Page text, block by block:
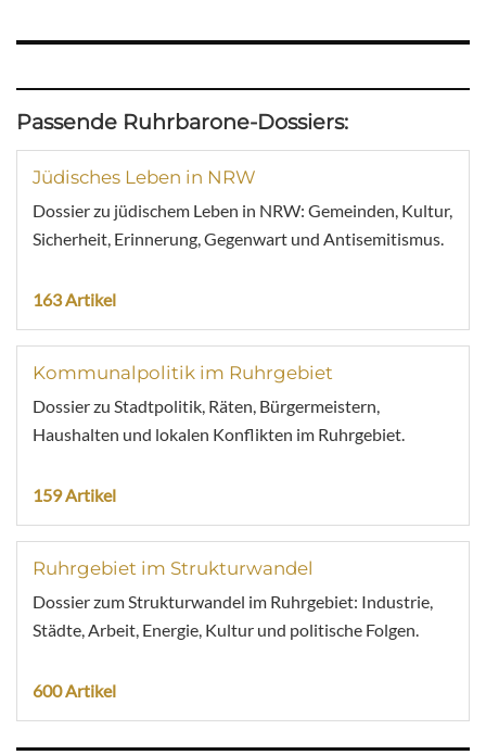
Passende Ruhrbarone-Dossiers:
Jüdisches Leben in NRW
Dossier zu jüdischem Leben in NRW: Gemeinden, Kultur,
Sicherheit, Erinnerung, Gegenwart und Antisemitismus.
163 Artikel
Kommunalpolitik im Ruhrgebiet
Dossier zu Stadtpolitik, Räten, Bürgermeistern,
Haushalten und lokalen Konflikten im Ruhrgebiet.
159 Artikel
Ruhrgebiet im Strukturwandel
Dossier zum Strukturwandel im Ruhrgebiet: Industrie,
Städte, Arbeit, Energie, Kultur und politische Folgen.
600 Artikel